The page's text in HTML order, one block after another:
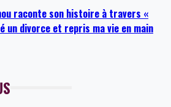
raconte son histoire à travers «
un divorce et repris ma vie en main